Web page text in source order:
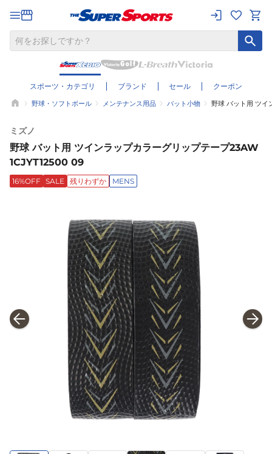
スポーツ・カテゴリ ブランド セール クーポン
野球・ソフトボール メンテナンス用品 バット小物 野球 バット用 ツイ
ミズノ
野球 バット用 ツインラップカラーグリップテープ23AW
1CJYT12500 09
16%OFF SALE 残りわずか MENS